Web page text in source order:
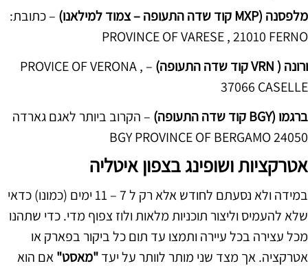
מלפסנה (MXP קוד שדה התעופה – צמוד למילאנו)
– כתובת:
PROVINCE OF VARESE , 21010 FERNO
ורונה ( VRN קוד שדה התעופה)
– PROVICE OF VERONA ,
37066 CASELLE
ברגמו (BGY קוד שדה התעופה)
– הקרוב ביותר לאגם גארדה
BGY PROVINCE OF BERGAMO 24050
אטרקציות ושופינג בצפון איטליה
במידה ולא נסעתם לחודש אלא רק ל 7 – 11 ימים (כמונו) כדאי
שלא להעמיס וליצור תוכניות מלאות ולוז צפוף מדי. כדי שתהנו
מכל עצירה בכל עיירה ותמצו עד תום כל ביקור בפארק או
אטרקציה. אך מצד שני מותר לוותר על יעד"מאסט"אם הוא